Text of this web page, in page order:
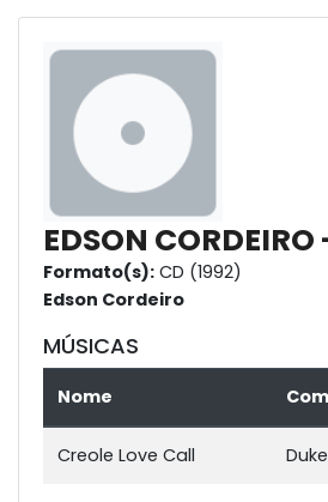
EDSON CORDEIRO
Formato(s): CD (1992)
Edson Cordeiro
MÚSICAS
Nome
Creole Love Call